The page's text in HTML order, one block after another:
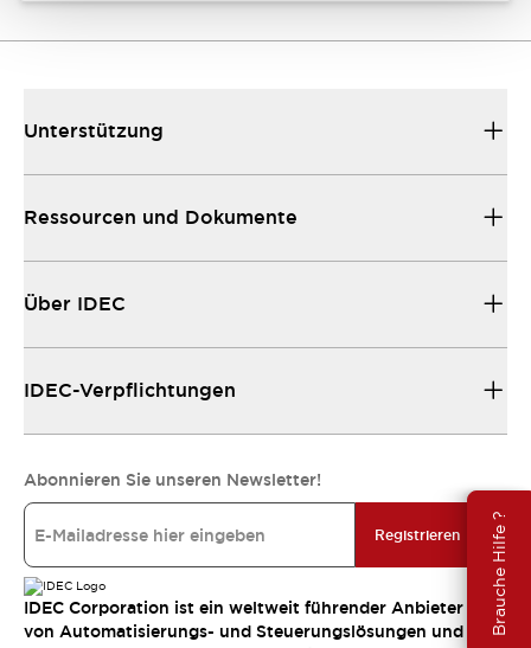
Brauche Hilfe ?
Unterstützung
Ressourcen und Dokumente
Über IDEC
IDEC-Verpflichtungen
Abonnieren Sie unseren Newsletter!
Registrieren
IDEC Corporation ist ein weltweit führender Anbieter
von Automatisierungs- und Steuerungslösungen und